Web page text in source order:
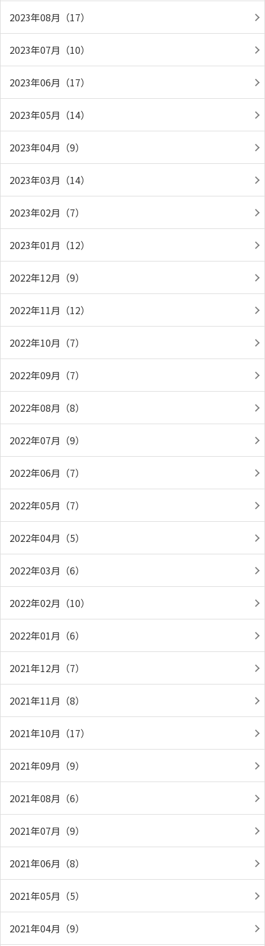
2023年08月（17）
2023年07月（10）
2023年06月（17）
2023年05月（14）
2023年04月（9）
2023年03月（14）
2023年02月（7）
2023年01月（12）
2022年12月（9）
2022年11月（12）
2022年10月（7）
2022年09月（7）
2022年08月（8）
2022年07月（9）
2022年06月（7）
2022年05月（7）
2022年04月（5）
2022年03月（6）
2022年02月（10）
2022年01月（6）
2021年12月（7）
2021年11月（8）
2021年10月（17）
2021年09月（9）
2021年08月（6）
2021年07月（9）
2021年06月（8）
2021年05月（5）
2021年04月（9）